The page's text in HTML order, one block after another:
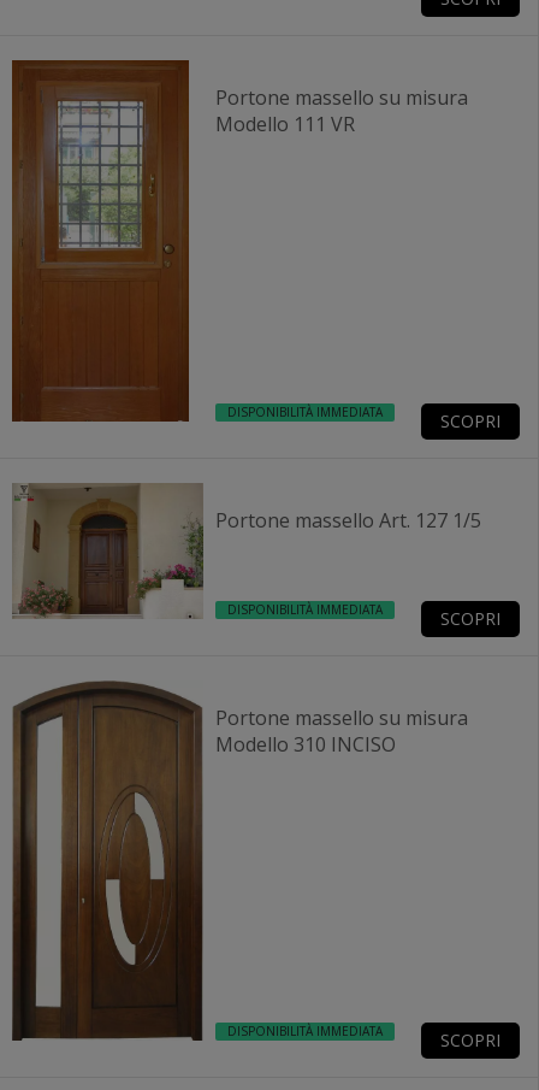
Portone massello su misura
Modello 111 VR
DISPONIBILITÀ IMMEDIATA SCOPRI
Portone massello Art. 127 1/5
DISPONIBILITÀ IMMEDIATA SCOPRI
Portone massello su misura
Modello 310 INCISO
DISPONIBILITÀ IMMEDIATA SCOPRI